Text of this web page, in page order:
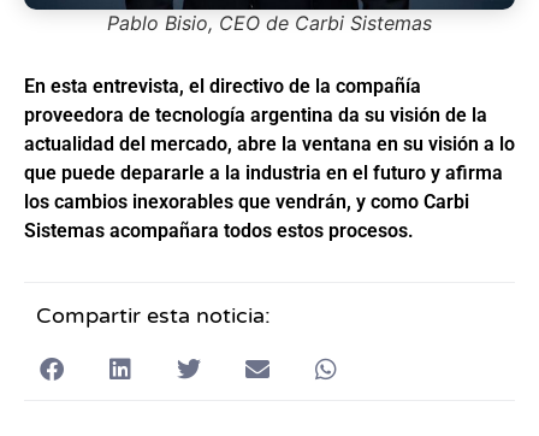
Pablo Bisio, CEO de Carbi Sistemas
En esta entrevista, el directivo de la compañía
proveedora de tecnología argentina da su visión de la
actualidad del mercado, abre la ventana en su visión a lo
que puede depararle a la industria en el futuro y afirma
los cambios inexorables que vendrán, y como Carbi
Sistemas acompañara todos estos procesos.
Compartir esta noticia: